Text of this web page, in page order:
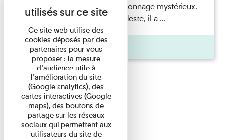
Albert Kahn est un personnage mystérieux.
Banquier d'origine modeste, il a ...
Agenda
Ce site web utilise des
cookies déposés par des
partenaires pour vous
proposer : la mesure
d’audience utile à
l’amélioration du site
(Google analytics), des
cartes interactives (Google
maps), des boutons de
partage sur les réseaux
sociaux qui permettent aux
utilisateurs du site de